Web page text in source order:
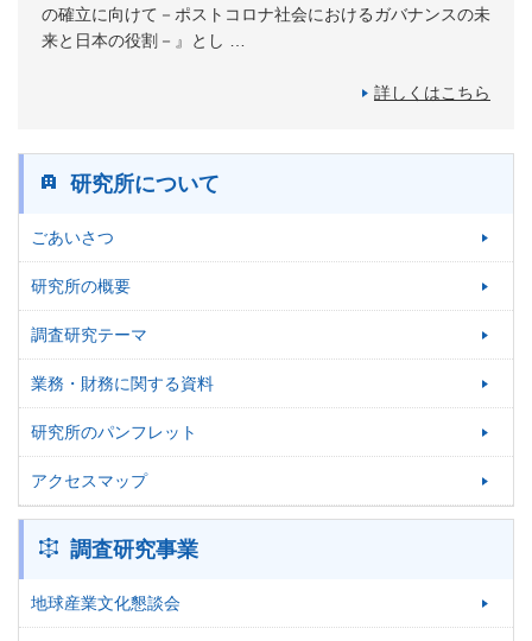
の確立に向けて－ポストコロナ社会におけるガバナンスの未
来と日本の役割－』とし …
詳しくはこちら
研究所について
ごあいさつ
研究所の概要
調査研究テーマ
業務・財務に関する資料
研究所のパンフレット
アクセスマップ
調査研究事業
地球産業文化懇談会